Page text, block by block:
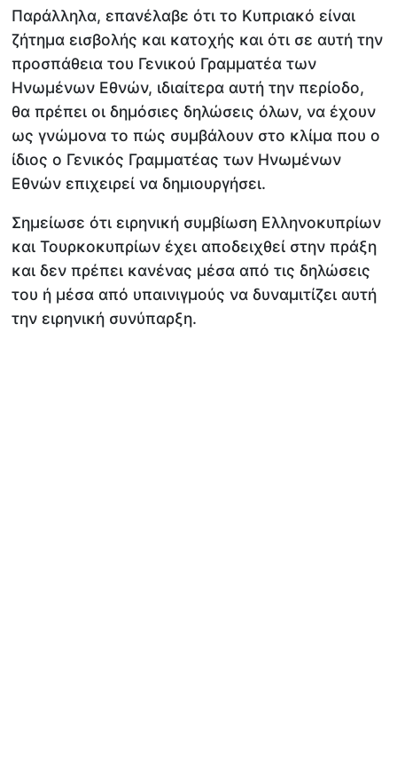
Παράλληλα, επανέλαβε ότι το Κυπριακό είναι
ζήτημα εισβολής και κατοχής και ότι σε αυτή την
προσπάθεια του Γενικού Γραμματέα των
Ηνωμένων Εθνών, ιδιαίτερα αυτή την περίοδο,
θα πρέπει οι δημόσιες δηλώσεις όλων, να έχουν
ως γνώμονα το πώς συμβάλουν στο κλίμα που ο
ίδιος ο Γενικός Γραμματέας των Ηνωμένων
Εθνών επιχειρεί να δημιουργήσει.
Σημείωσε ότι ειρηνική συμβίωση Ελληνοκυπρίων
και Τουρκοκυπρίων έχει αποδειχθεί στην πράξη
και δεν πρέπει κανένας μέσα από τις δηλώσεις
του ή μέσα από υπαινιγμούς να δυναμιτίζει αυτή
την ειρηνική συνύπαρξη.